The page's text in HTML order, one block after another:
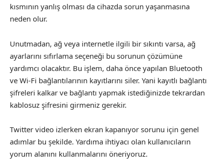
kısmının yanlış olması da cihazda sorun yaşanmasına
neden olur.
Unutmadan, ağ veya internetle ilgili bir sıkıntı varsa, ağ
ayarlarını sıfırlama seçeneği bu sorunun çözümüne
yardımcı olacaktır. Bu işlem, daha önce yapılan Bluetooth
ve Wi-Fi bağlantılarının kayıtlarını siler. Yani kayıtlı bağlantı
şifreleri kalkar ve bağlantı yapmak istediğinizde tekrardan
kablosuz şifresini girmeniz gerekir.
Twitter video izlerken ekran kapanıyor sorunu için genel
adımlar bu şekilde. Yardıma ihtiyacı olan kullanıcıların
yorum alanını kullanmalarını öneriyoruz.